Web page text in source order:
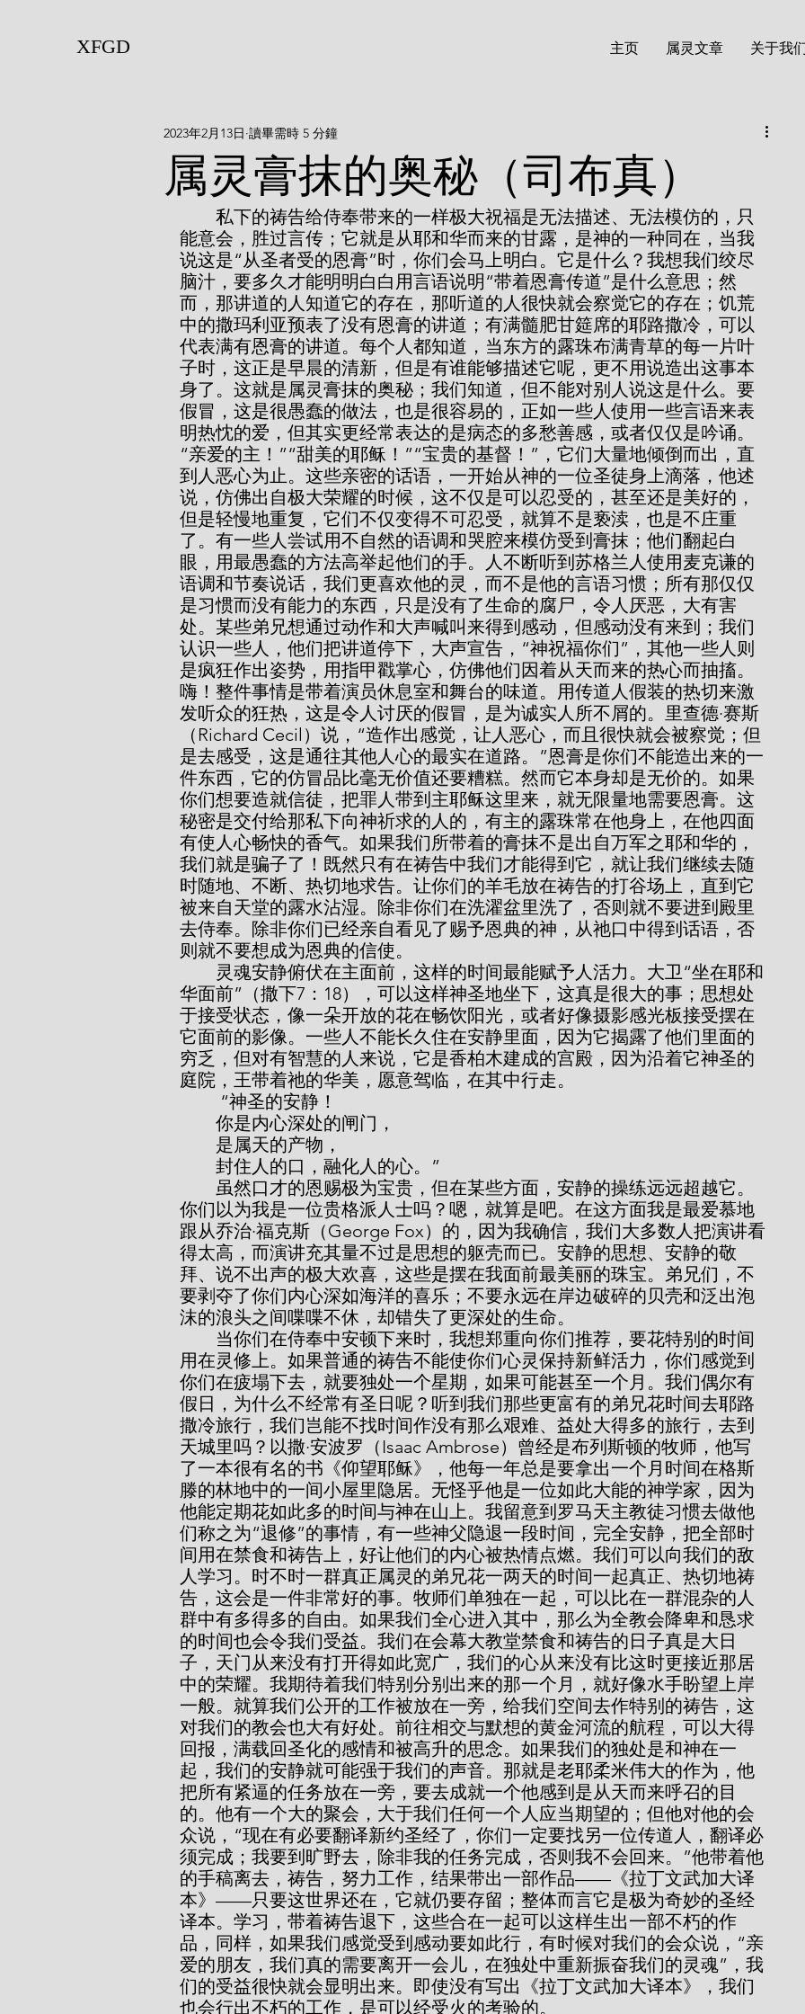
XFGD 主页 属灵文章 关于我
属灵膏抹的奥秘（司布真）
2023年2月13日 讀畢需時 5 分鐘
能意会，胜过言传；它就是从耶和华而来的甘露，是神的一种同在，当我
说这是“从圣者受的恩膏”时，你们会马上明白。它是什么？我想我们绞尽
脑汁，要多久才能明明白白用言语说明“带着恩膏传道”是什么意思；然
而，那讲道的人知道它的存在，那听道的人很快就会察觉它的存在；饥荒
中的撒玛利亚预表了没有恩膏的讲道；有满髓肥甘筵席的耶路撒冷，可以
代表满有恩膏的讲道。每个人都知道，当东方的露珠布满青草的每一片叶
子时，这正是早晨的清新，但是有谁能够描述它呢，更不用说造出这事本
身了。这就是属灵膏抹的奥秘；我们知道，但不能对别人说这是什么。要
假冒，这是很愚蠢的做法，也是很容易的，正如一些人使用一些言语来表
明热忱的爱，但其实更经常表达的是病态的多愁善感，或者仅仅是吟诵。
“亲爱的主！”“甜美的耶稣！”“宝贵的基督！”，它们大量地倾倒而出，直
到人恶心为止。这些亲密的话语，一开始从神的一位圣徒身上滴落，他述
说，仿佛出自极大荣耀的时候，这不仅是可以忍受的，甚至还是美好的，
但是轻慢地重复，它们不仅变得不可忍受，就算不是亵渎，也是不庄重
了。有一些人尝试用不自然的语调和哭腔来模仿受到膏抹；他们翻起白
眼，用最愚蠢的方法高举起他们的手。人不断听到苏格兰人使用麦克谦的
语调和节奏说话，我们更喜欢他的灵，而不是他的言语习惯；所有那仅仅
是习惯而没有能力的东西，只是没有了生命的腐尸，令人厌恶，大有害
处。某些弟兄想通过动作和大声喊叫来得到感动，但感动没有来到；我们
认识一些人，他们把讲道停下，大声宣告，“神祝福你们”，其他一些人则
是疯狂作出姿势，用指甲戳掌心，仿佛他们因着从天而来的热心而抽搐。
嗨！整件事情是带着演员休息室和舞台的味道。用传道人假装的热切来激
发听众的狂热，这是令人讨厌的假冒，是为诚实人所不屑的。里查德·赛斯
（Richard Cecil）说，“造作出感觉，让人恶心，而且很快就会被察觉；但
是去感受，这是通往其他人心的最实在道路。”恩膏是你们不能造出来的一
件东西，它的仿冒品比毫无价值还要糟糕。然而它本身却是无价的。如果
你们想要造就信徒，把罪人带到主耶稣这里来，就无限量地需要恩膏。这
秘密是交付给那私下向神祈求的人的，有主的露珠常在他身上，在他四面
有使人心畅快的香气。如果我们所带着的膏抹不是出自万军之耶和华的，
我们就是骗子了！既然只有在祷告中我们才能得到它，就让我们继续去随
时随地、不断、热切地求告。让你们的羊毛放在祷告的打谷场上，直到它
被来自天堂的露水沾湿。除非你们在洗濯盆里洗了，否则就不要进到殿里
去侍奉。除非你们已经亲自看见了赐予恩典的神，从祂口中得到话语，否
则就不要想成为恩典的信使。
华面前”（撒下7：18），可以这样神圣地坐下，这真是很大的事；思想处
于接受状态，像一朵开放的花在畅饮阳光，或者好像摄影感光板接受摆在
它面前的影像。一些人不能长久住在安静里面，因为它揭露了他们里面的
穷乏，但对有智慧的人来说，它是香柏木建成的宫殿，因为沿着它神圣的
庭院，王带着祂的华美，愿意驾临，在其中行走。
         “神圣的安静！
        你是内心深处的闸门，
        是属天的产物，
        封住人的口，融化人的心。”
你们以为我是一位贵格派人士吗？嗯，就算是吧。在这方面我是最爱慕地
跟从乔治·福克斯（George Fox）的，因为我确信，我们大多数人把演讲看
得太高，而演讲充其量不过是思想的躯壳而已。安静的思想、安静的敬
拜、说不出声的极大欢喜，这些是摆在我面前最美丽的珠宝。弟兄们，不
要剥夺了你们内心深如海洋的喜乐；不要永远在岸边破碎的贝壳和泛出泡
沫的浪头之间喋喋不休，却错失了更深处的生命。
用在灵修上。如果普通的祷告不能使你们心灵保持新鲜活力，你们感觉到
你们在疲塌下去，就要独处一个星期，如果可能甚至一个月。我们偶尔有
假日，为什么不经常有圣日呢？听到我们那些更富有的弟兄花时间去耶路
撒冷旅行，我们岂能不找时间作没有那么艰难、益处大得多的旅行，去到
天城里吗？以撒·安波罗（Isaac Ambrose）曾经是布列斯顿的牧师，他写
了一本很有名的书《仰望耶稣》，他每一年总是要拿出一个月时间在格斯
滕的林地中的一间小屋里隐居。无怪乎他是一位如此大能的神学家，因为
他能定期花如此多的时间与神在山上。我留意到罗马天主教徒习惯去做他
们称之为“退修”的事情，有一些神父隐退一段时间，完全安静，把全部时
间用在禁食和祷告上，好让他们的内心被热情点燃。我们可以向我们的敌
人学习。时不时一群真正属灵的弟兄花一两天的时间一起真正、热切地祷
告，这会是一件非常好的事。牧师们单独在一起，可以比在一群混杂的人
群中有多得多的自由。如果我们全心进入其中，那么为全教会降卑和恳求
的时间也会令我们受益。我们在会幕大教堂禁食和祷告的日子真是大日
子，天门从来没有打开得如此宽广，我们的心从来没有比这时更接近那居
中的荣耀。我期待着我们特别分别出来的那一个月，就好像水手盼望上岸
一般。就算我们公开的工作被放在一旁，给我们空间去作特别的祷告，这
对我们的教会也大有好处。前往相交与默想的黄金河流的航程，可以大得
回报，满载回圣化的感情和被高升的思念。如果我们的独处是和神在一
起，我们的安静就可能强于我们的声音。那就是老耶柔米伟大的作为，他
把所有紧逼的任务放在一旁，要去成就一个他感到是从天而来呼召的目
的。他有一个大的聚会，大于我们任何一个人应当期望的；但他对他的会
众说，“现在有必要翻译新约圣经了，你们一定要找另一位传道人，翻译必
须完成；我要到旷野去，除非我的任务完成，否则我不会回来。”他带着他
的手稿离去，祷告，努力工作，结果带出一部作品——《拉丁文武加大译
本》——只要这世界还在，它就仍要存留；整体而言它是极为奇妙的圣经
译本。学习，带着祷告退下，这些合在一起可以这样生出一部不朽的作
品，同样，如果我们感觉受到感动要如此行，有时候对我们的会众说，“亲
爱的朋友，我们真的需要离开一会儿，在独处中重新振奋我们的灵魂”，我
们的受益很快就会显明出来。即使没有写出《拉丁文武加大译本》，我们
也会行出不朽的工作，是可以经受火的考验的。